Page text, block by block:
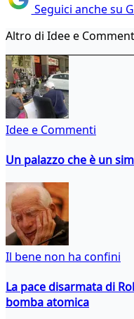
Seguici anche su
Altro di Idee e
Idee e Commenti
Un palazzo che è un
Il bene non ha confini
La pace disarmata di
bomba atomica